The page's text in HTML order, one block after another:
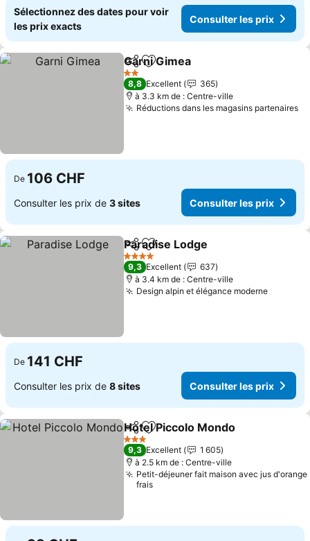
Sélectionnez des dates pour voir
les prix exacts
Consulter les prix
PartagerAjouter à mes favoris
Garni Gimea
2 Étoiles
8,8 Excellent
365
à 3.3 km de : Centre-ville
Réductions dans les magasins partenaires
De 106 CHF
Consulter les prix de 3 sites Consulter les prix
PartagerAjouter à mes favoris
Paradise Lodge
4 Étoiles
9,3 Excellent
637
à 3.4 km de : Centre-ville
Design alpin et élégance moderne
De 141 CHF
Consulter les prix de 8 sites Consulter les prix
PartagerAjouter à mes favoris
Hotel Piccolo Mondo
3 Étoiles
9,3 Excellent
1 605
à 2.5 km de : Centre-ville
Petit-déjeuner fait maison avec jus d'orange
frais